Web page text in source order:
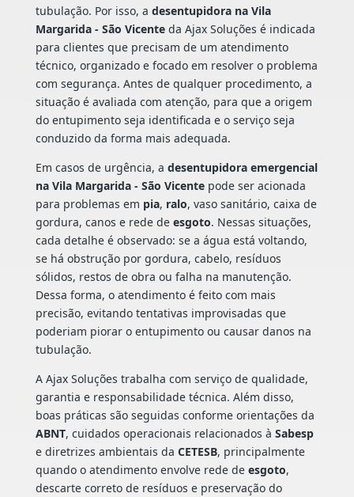
tubulação. Por isso, a desentupidora na Vila
Margarida - São Vicenteda Ajax Soluções é indicada
para clientes que precisam de um atendimento
técnico, organizado e focado em resolver o problema
com segurança. Antes de qualquer procedimento, a
situação é avaliada com atenção, para que a origem
do entupimento seja identificada e o serviço seja
conduzido da forma mais adequada.
Em casos de urgência, a desentupidora emergencial
na Vila Margarida - São Vicentepode ser acionada
para problemas em pia, ralo, vaso sanitário, caixa de
gordura, canos e rede de esgoto. Nessas situações,
cada detalhe é observado: se a água está voltando,
se há obstrução por gordura, cabelo, resíduos
sólidos, restos de obra ou falha na manutenção.
Dessa forma, o atendimento é feito com mais
precisão, evitando tentativas improvisadas que
poderiam piorar o entupimento ou causar danos na
tubulação.
A Ajax Soluções trabalha com serviço de qualidade,
garantia e responsabilidade técnica. Além disso,
boas práticas são seguidas conforme orientações da
ABNT, cuidados operacionais relacionados à Sabesp
e diretrizes ambientais da CETESB, principalmente
quando o atendimento envolve rede de esgoto,
descarte correto de resíduos e preservação do